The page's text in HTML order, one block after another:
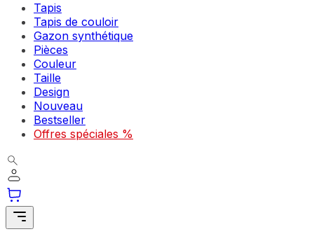
Tapis
Tapis de couloir
Gazon synthétique
Pièces
Couleur
Taille
Design
Nouveau
Bestseller
Offres spéciales %
Les cookies indispensables sont cruciaux pour les
Les cookies liés aux préférences permettent au site de
comme votre langue préférée ou la région dans laquelle